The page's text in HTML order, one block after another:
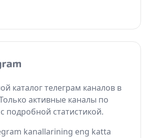
каталог телеграм каналов в
активные каналы по
подробной статистикой.
kanallarining eng katta